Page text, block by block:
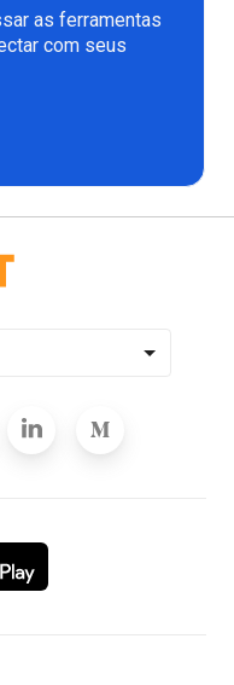
as ferramentas
com seus